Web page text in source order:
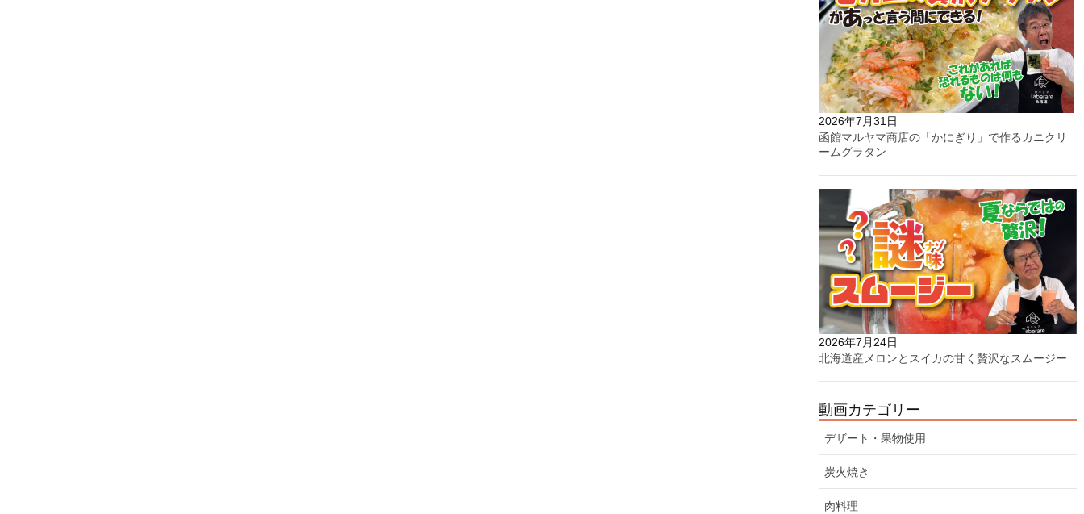
2026年7月31日
函館マルヤマ商店の「かにぎり」で作るカニクリ
ームグラタン
2026年7月24日
北海道産メロンとスイカの甘く贅沢なスムージー
動画カテゴリー
デザート・果物使用
炭火焼き
肉料理